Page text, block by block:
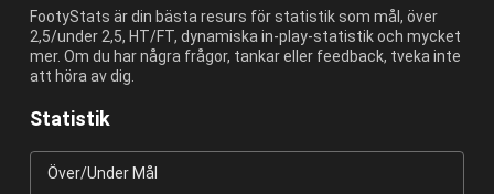
FootyStats är din bästa resurs för statistik som mål, över
2,5/under 2,5, HT/FT, dynamiska in-play-statistik och mycket
mer. Om du har några frågor, tankar eller feedback, tveka inte
att höra av dig.
Statistik
Över/Under Mål